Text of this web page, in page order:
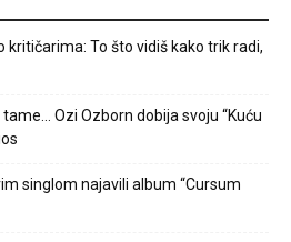
kritičarima: To što vidiš kako trik radi,
Ozi Ozborn dobija svoju “Kuću
singlom najavili album “Cursum